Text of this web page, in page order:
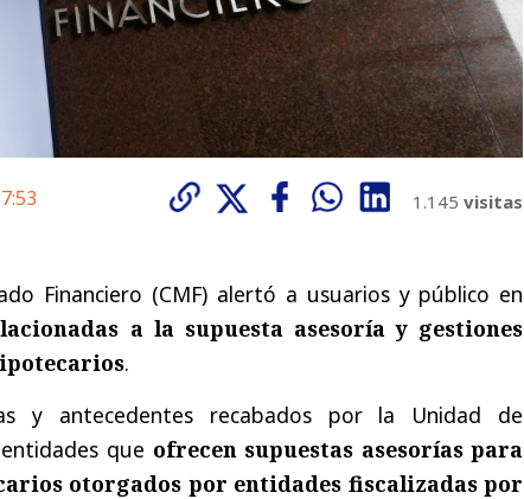
1.145 visitas
Financiero (CMF) alertó a usuarios y público en
a la supuesta asesoría y gestiones
.
y antecedentes recabados por la Unidad de
que ofrecen supuestas asesorías para
otorgados por entidades fiscalizadas por